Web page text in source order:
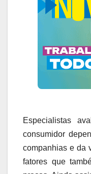
Especialistas
consumidor
companhias e da
fatores que